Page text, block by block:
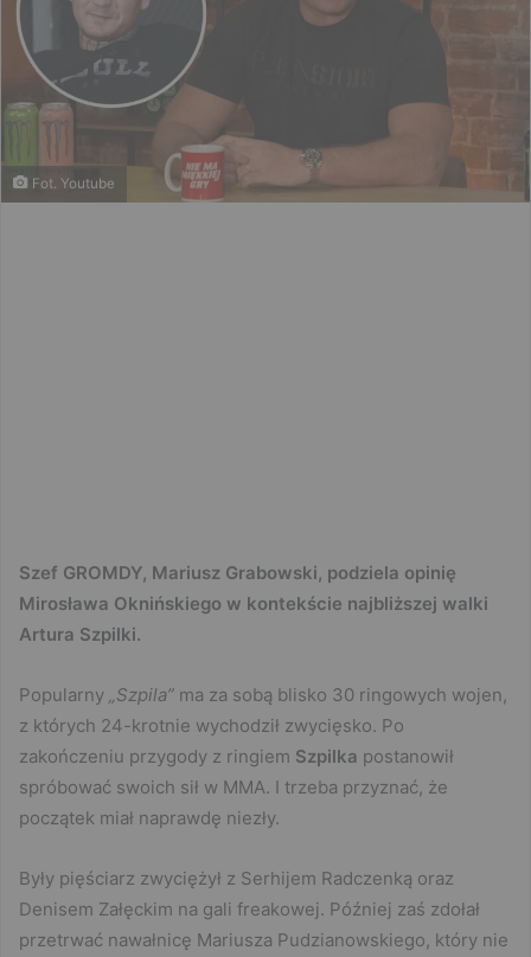
Fot. Youtube
Szef GROMDY, Mariusz Grabowski, podziela opinię
Mirosława Oknińskiego w kontekście najbliższej walki
Artura Szpilki.
Popularny „Szpila” ma za sobą blisko 30 ringowych wojen,
z których 24-krotnie wychodził zwycięsko. Po
zakończeniu przygody z ringiem Szpilka postanowił
spróbować swoich sił w MMA. I trzeba przyznać, że
początek miał naprawdę niezły.
Były pięściarz zwyciężył z Serhijem Radczenką oraz
Denisem Załęckim na gali freakowej. Później zaś zdołał
przetrwać nawałnicę Mariusza Pudzianowskiego, który nie